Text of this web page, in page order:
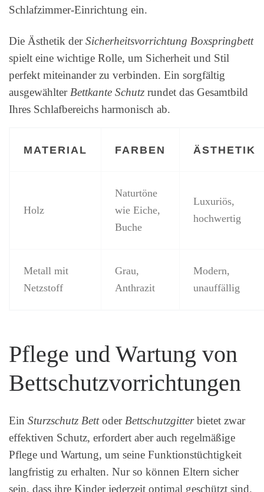
Schlafzimmer-Einrichtung ein.
Die Ästhetik derSicherheitsvorrichtung Boxspringbett
spielt eine wichtige Rolle, um Sicherheit und Stil
perfekt miteinander zu verbinden. Ein sorgfältig
ausgewählterBettkante Schutz rundet das Gesamtbild
Ihres Schlafbereichs harmonisch ab.
MATERIAL FARBEN ÄSTHETIK
Holz
Naturtöne
wie Eiche,
Buche
Luxuriös,
hochwertig
Metall mit
Netzstoff
Grau,
Anthrazit
Modern,
unauffällig
Pflege und Wartung von
Bettschutzvorrichtungen
Ein Sturzschutz Bettoder Bettschutzgitterbietet zwar
effektiven Schutz, erfordert aber auch regelmäßige
Pflege und Wartung, um seine Funktionstüchtigkeit
langfristig zu erhalten. Nur so können Eltern sicher
sein, dass ihre Kinder jederzeit optimal geschützt sind.